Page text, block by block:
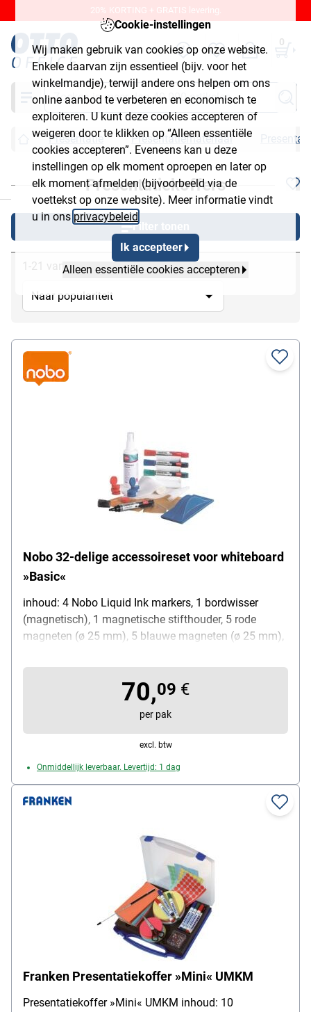
Cookie-instellingen
Wij maken gebruik van cookies op onze website.
Enkele daarvan zijn essentieel (bijv. voor het
winkelmandje), terwijl andere ons helpen om ons
online aanbod te verbeteren en economisch te
exploiteren. U kunt deze cookies accepteren of
weigeren door te klikken op “Alleen essentiële
cookies accepteren”. Eveneens kan u deze
instellingen op elk moment oproepen en later op
elk moment afmelden (bijvoorbeeld via de
voettekst op onze website). Meer informatie vindt
u in ons privacybeleid
Ik accepteer
Alleen essentiële cookies accepteren
20% KORTING + GRATIS levering.
0
Zoeken
Presentatie Presentatiemateriaal
Presentatiekoffers
Filter tonen
1-21 van 21
Nobo 32-delige accessoireset voor whiteboard
»Basic«
inhoud: 4 Nobo Liquid Ink markers, 1 bordwisser
(magnetisch), 1 magnetische stifthouder, 5 rode
magneten (ø 25 mm), 5 blauwe magneten (ø 25 mm),
ml)
70,09 €
per pak
excl. btw
Onmiddellijk leverbaar. Levertijd: 1 dag
Franken Presentatiekoffer »Mini« UMKM
Presentatiekoffer »Mini« UMKM inhoud: 10